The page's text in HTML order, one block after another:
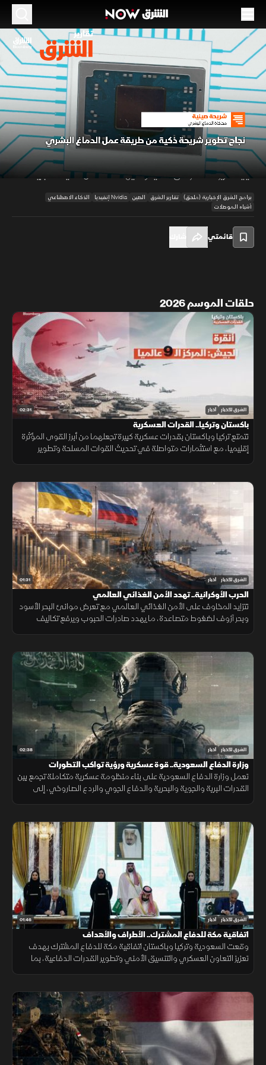
00:12/01:36
الموسم 2026
شريحة صينية.. محاكاة الدماغ البشري
06 يوليو 2026
تقارير الشرق
طوّر باحثون صينيون شريحة ذكاء اصطناعي مستوحاة من طريقة عمل الدماغ
البشري، أظهرت كفاءة أعلى في استهلاك الطاقة مقارنة بشريحة إنفيديا
A100 في بعض المهام، معتمدة على تقنيات الحوسبة العصبية، وسط مساعٍ
صينية لتعزيز صناعة الرقائق المحلية وتقليل الاعتماد على التقنيات الأجنبية.
برامج الشرق الإخبارية (ملحق) تقارير الشرق الصين Nvidia إنفيديا
الذكاء الاصطناعي
أشباه الموصلات
قائمتي
حلقات الموسم 2026
02:31 الشرق للأخبار أخبار
باكستان وتركيا.. القدرات العسكرية
تتمتع تركيا وباكستان بقدرات عسكرية كبيرة تجعلهما من أبرز القوى المؤثرة
إقليميا، مع استثمارات متواصلة في تحديث القوات المسلحة وتطوير
01:31 الشرق للأخبار أخبار
الحرب الأوكرانية.. تهدد الأمن الغذائي العالمي
تتزايد المخاوف على الأمن الغذائي العالمي مع تعرض موانئ البحر الأسود
وبحر آزوف لضغوط متصاعدة، ما يهدد صادرات الحبوب ويرفع تكاليف
02:38 الشرق للأخبار أخبار
وزارة الدفاع السعودية.. قوة عسكرية ورؤية تواكب التطورات
تعمل وزارة الدفاع السعودية على بناء منظومة عسكرية متكاملة تجمع بين
القدرات البرية والجوية والبحرية والدفاع الجوي والردع الصاروخي، إلى
01:46 الشرق للأخبار أخبار
اتفاقية مكة للدفاع المشترك.. الأطراف والأهداف
وقعت السعودية وتركيا وباكستان اتفاقية مكة للدفاع المشترك بهدف
تعزيز التعاون العسكري والتنسيق الأمني وتطوير القدرات الدفاعية، بما